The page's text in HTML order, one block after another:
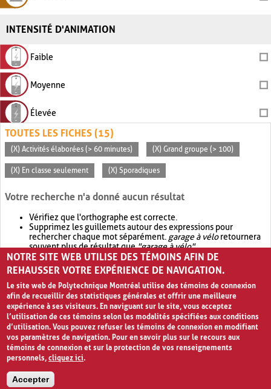
INTENSITÉ D'ANIMATION
Faible
Moyenne
Élevée
TOUTES LES FICHES (15)
(X) Activités élaborées (> 60 minutes) (X) Grand groupe (> 100)
(X) En classe seulement (X) Sporadiques
Votre recherche n'a donné aucun résultat
Vérifiez que l'orthographe est correcte.
Supprimez les guillemets autour des expressions pour
rechercher chaque mot séparément. garage à véloretournera
souvent plus de résultat que"garage à vélo".
Envisagez d'élargir votre recherche avec OR.garage OR vélo
retournera souvent plus de résultat quegarage à vélo
NOTRE SITE WEB UTILISE DES TÉMOINS AFIN DE
REHAUSSER VOTRE EXPÉRIENCE DE NAVIGATION.
Le site web de Polytechnique Montréal utilise des témoins de connexion
afin de recueillir des statistiques générales et offrir une meilleure
expérience à ses visiteurs. En naviguant sur le site, vous acceptez
l’utilisation de ces témoins selon les modalités spécifiées aux conditions
d’utilisation. Vous pouvez refuser les témoins de connexion en modifiant
vos paramètres de navigation. Pour en savoir plus sur le recours aux
témoins de connexion et sur la protection de vos renseignements
personnels,cliquez ici.
Accepter